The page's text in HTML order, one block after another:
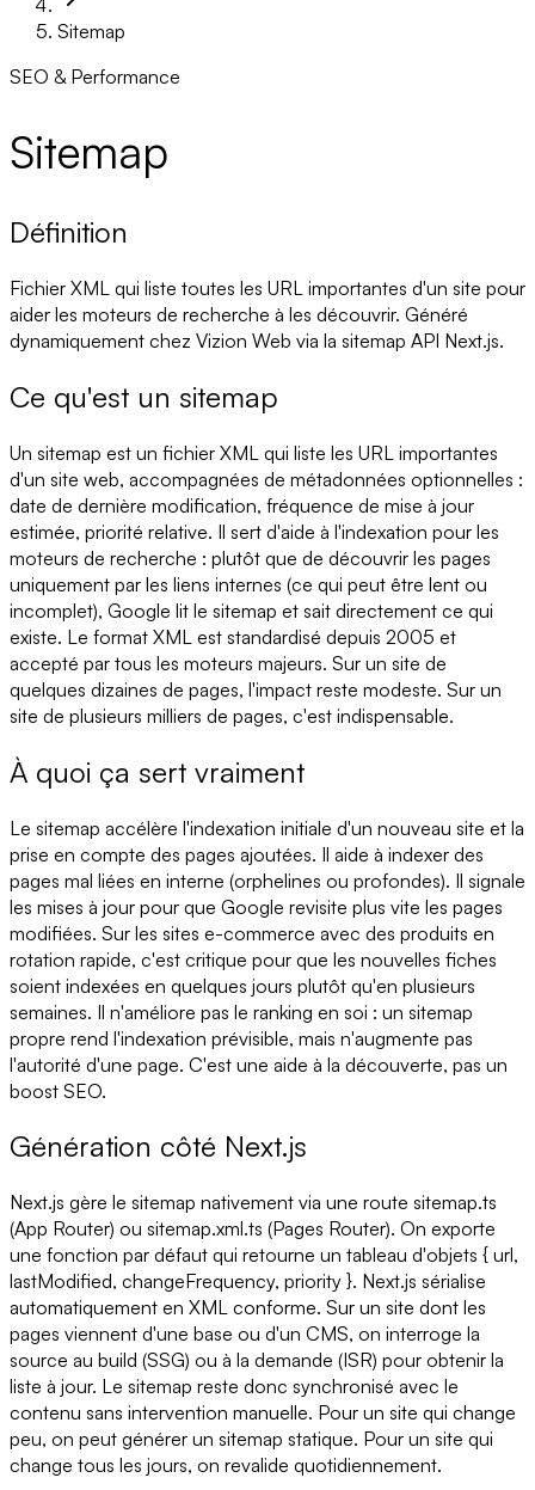
Sitemap
SEO & Performance
Sitemap
Définition
Fichier XML qui liste toutes les URL importantes d'un site pour
aider les moteurs de recherche à les découvrir. Généré
dynamiquement chez Vizion Web via la sitemap API Next.js.
Ce qu'est un sitemap
Un sitemap est un fichier XML qui liste les URL importantes
d'un site web, accompagnées de métadonnées optionnelles :
date de dernière modification, fréquence de mise à jour
estimée, priorité relative. Il sert d'aide à l'indexation pour les
moteurs de recherche : plutôt que de découvrir les pages
uniquement par les liens internes (ce qui peut être lent ou
incomplet), Google lit le sitemap et sait directement ce qui
existe. Le format XML est standardisé depuis 2005 et
accepté par tous les moteurs majeurs. Sur un site de
quelques dizaines de pages, l'impact reste modeste. Sur un
site de plusieurs milliers de pages, c'est indispensable.
À quoi ça sert vraiment
Le sitemap accélère l'indexation initiale d'un nouveau site et la
prise en compte des pages ajoutées. Il aide à indexer des
pages mal liées en interne (orphelines ou profondes). Il signale
les mises à jour pour que Google revisite plus vite les pages
modifiées. Sur les sites e-commerce avec des produits en
rotation rapide, c'est critique pour que les nouvelles fiches
soient indexées en quelques jours plutôt qu'en plusieurs
semaines. Il n'améliore pas le ranking en soi : un sitemap
propre rend l'indexation prévisible, mais n'augmente pas
l'autorité d'une page. C'est une aide à la découverte, pas un
boost SEO.
Génération côté Next.js
Next.js gère le sitemap nativement via une route sitemap.ts
(App Router) ou sitemap.xml.ts (Pages Router). On exporte
une fonction par défaut qui retourne un tableau d'objets { url,
lastModified, changeFrequency, priority }. Next.js sérialise
automatiquement en XML conforme. Sur un site dont les
pages viennent d'une base ou d'un CMS, on interroge la
source au build (SSG) ou à la demande (ISR) pour obtenir la
liste à jour. Le sitemap reste donc synchronisé avec le
contenu sans intervention manuelle. Pour un site qui change
peu, on peut générer un sitemap statique. Pour un site qui
change tous les jours, on revalide quotidiennement.